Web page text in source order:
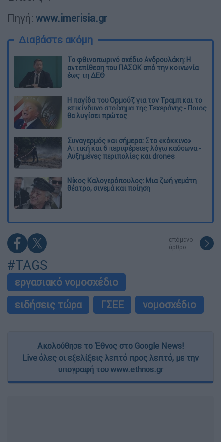
Πηγή: www.imerisia.gr
Διαβάστε ακόμη
Το φθινοπωρινό σχέδιο Ανδρουλάκη: Η
αντεπίθεση του ΠΑΣΟΚ από την κοινωνία
έως τη ΔΕΘ
Η παγίδα του Ορμούζ για τον Τραμπ και το
επικίνδυνο στοίχημα της Τεχεράνης - Ποιος
θα λυγίσει πρώτος
Συναγερμός και σήμερα: Στο «κόκκινο»
Αττική και 6 περιφέρειες λόγω καύσωνα -
Αυξημένες περιπολίες και drones
Νίκος Καλογερόπουλος: Μια ζωή γεμάτη
θέατρο, σινεμά και ποίηση
επόμενο
άρθρο
#TAGS
εργασιακό νομοσχέδιο
ειδήσεις τώρα
ΓΣΕΕ νομοσχέδιο
Ακολούθησε το Έθνος στο Google News!
Live όλες οι εξελίξεις λεπτό προς λεπτό, με την
υπογραφή του www.ethnos.gr